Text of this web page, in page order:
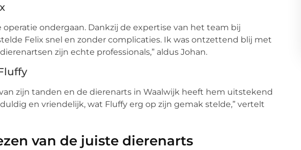
operatie ondergaan. Dankzij de expertise van het team bij
Felix snel en zonder complicaties. Ik was ontzettend blij met
zijn echte professionals,” aldus Johan.
zijn tanden en de dierenarts in Waalwijk heeft hem uitstekend
en vriendelijk, wat Fluffy erg op zijn gemak stelde,” vertelt
van de juiste dierenarts